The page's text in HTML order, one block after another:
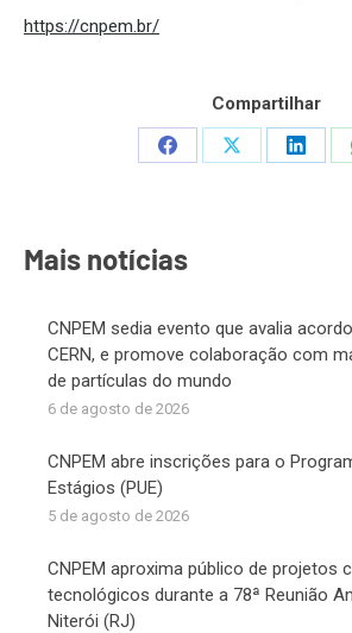
https://cnpem.br/
Compartilhar
Share
Share
Share
Mais notícias
CNPEM sedia evento que avalia
CERN, e promove colaboração com
de partículas do mundo
6 de agosto de 2026
CNPEM abre inscrições para o
Estágios (PUE)
5 de agosto de 2026
CNPEM aproxima público de projetos
tecnológicos durante a 78ª Reunião
Niterói (RJ)